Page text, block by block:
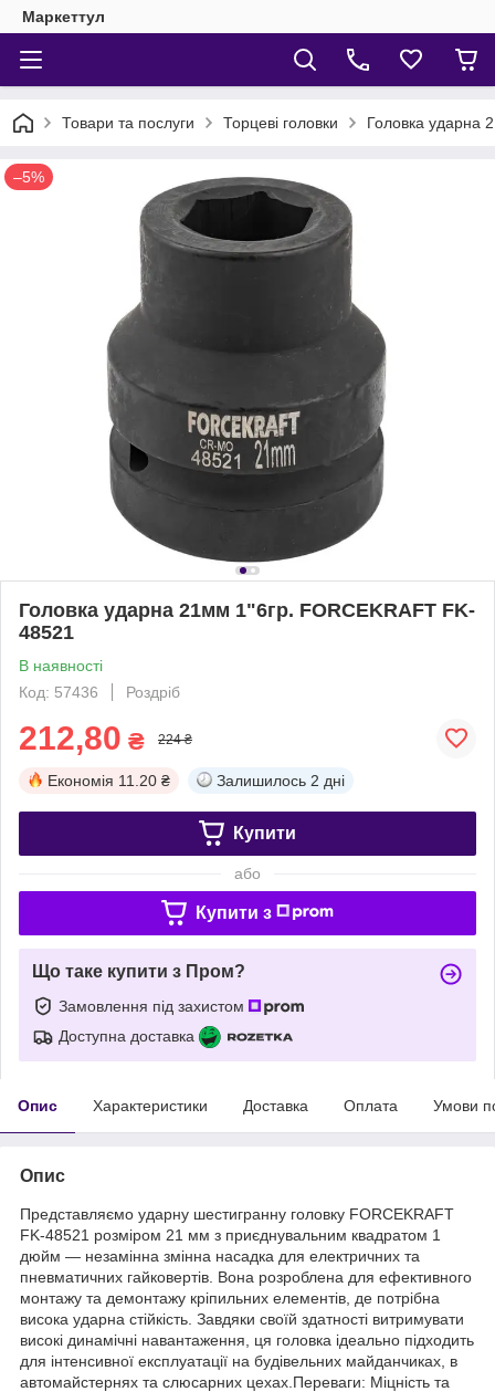
Маркеттул
Товари та послуги Торцеві головки Головка ударна
–5%
Головка ударна 21мм 1"6гр. FORCEKRAFT FK-
48521
В наявності
Код: 57436
Роздріб
212,80 ₴ 224 ₴
Економія 11.20 ₴ Залишилось 2 дні
Купити
або
Купити з
Що таке купити з Пром?
Замовлення під захистом
Доступна доставка
Опис Характеристики Доставка Оплата Умови
Опис
Представляємо ударну шестигранну головку FORCEKRAFT
FK-48521 розміром 21 мм з приєднувальним квадратом 1
дюйм — незамінна змінна насадка для електричних та
пневматичних гайковертів. Вона розроблена для ефективного
монтажу та демонтажу кріпильних елементів, де потрібна
висока ударна стійкість. Завдяки своїй здатності витримувати
високі динамічні навантаження, ця головка ідеально підходить
для інтенсивної експлуатації на будівельних майданчиках, в
автомайстернях та слюсарних цехах.Переваги: Міцність та